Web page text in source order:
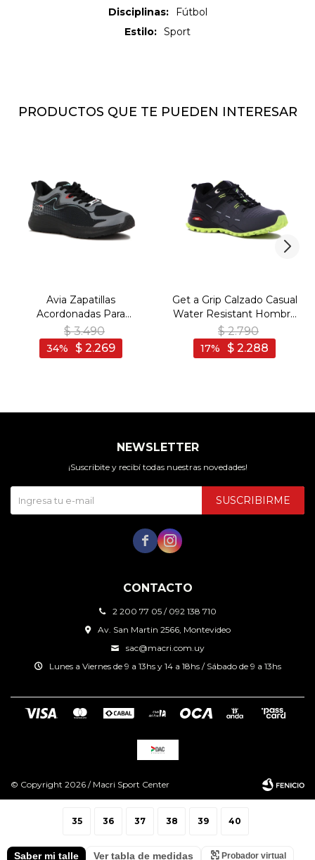
35 36 37 38 39 40
Saber mi talle Ver tabla de medidas Probador virtual
Disciplinas
Fútbol
Estilo
Sport
PRODUCTOS QUE TE PUEDEN INTERESAR
Avia Zapatillas
Acordonadas Para
Hombre Rio- Black/DK
Grey - Negro-Gris
$ 3.490
$ 2.269
34
Get a Grip Calzado Casual
Water Resistant Hombre
- Gris Oscuro - Gris
Oscuro
$ 2.790
$ 2.288
17
CONTACTO
2 200 77 05 / 092 138 710
Av. San Martin 2566, Montevideo
sac@macri.com.uy
Lunes a Viernes de 9 a 13hs y 14 a 18hs / Sábado de 9 a 13hs
NEWSLETTER
¡Suscribite y recibí todas nuestras novedades!
SUSCRIBIRME
 
© Copyright 2026 / Macri Sport Center